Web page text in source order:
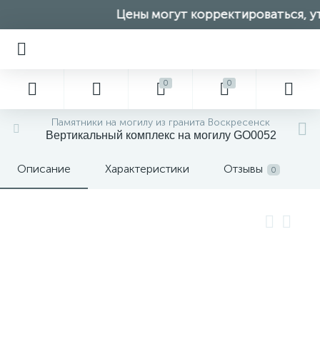
Цены могут корректироваться,
0 0
Памятники на могилу из гранита Воскресенск
Вертикальный комплекс на могилу GO0052
Описание Характеристики Отзывы 0